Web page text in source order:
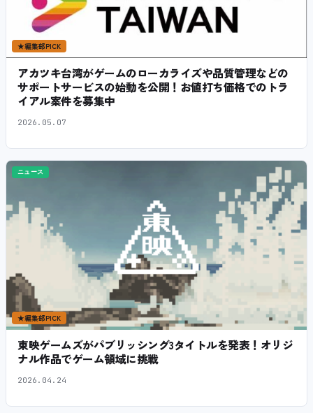
★編集部PICK
アカツキ台湾がゲームのローカライズや品質管理などの
サポートサービスの始動を公開！お値打ち価格でのトラ
イアル案件を募集中
2026.05.07
ニュース
★編集部PICK
東映ゲームズがパブリッシング3タイトルを発表！オリジ
ナル作品でゲーム領域に挑戦
2026.04.24